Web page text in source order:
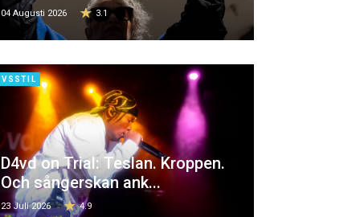
04 Augusti 2026 3.1
D4vd on Trial: Teslan. Kroppen.
Och sångerskan ank...
23 Juli 2026 4.9